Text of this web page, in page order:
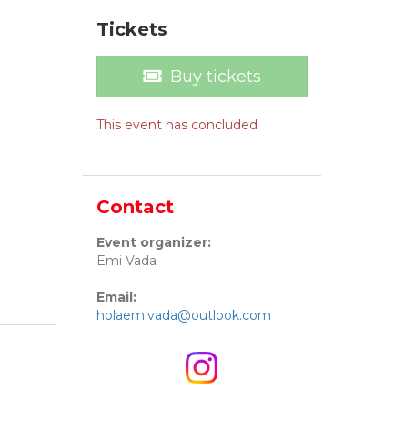
Tickets
Buy tickets
This event has concluded
Contact
Event organizer:
Emi Vada
Email:
holaemivada@outlook.com